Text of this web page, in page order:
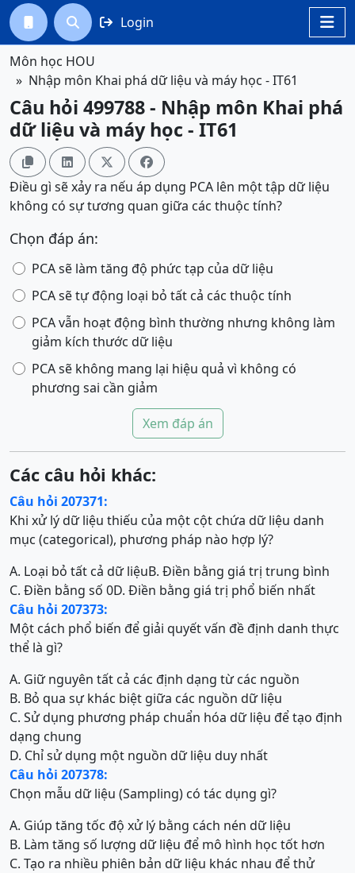

  Login
Môn học HOU
Nhập môn Khai phá dữ liệu và máy học - IT61
Câu hỏi 499788 - Nhập môn Khai phá
dữ liệu và máy học - IT61
   
Điều gì sẽ xảy ra nếu áp dụng PCA lên một tập dữ liệu
không có sự tương quan giữa các thuộc tính?
Chọn đáp án:
PCA sẽ làm tăng độ phức tạp của dữ liệu
PCA sẽ tự động loại bỏ tất cả các thuộc tính
PCA vẫn hoạt động bình thường nhưng không làm
giảm kích thước dữ liệu
PCA sẽ không mang lại hiệu quả vì không có
phương sai cần giảm
Xem đáp án
Các câu hỏi khác:
Câu hỏi 207371:
Khi xử lý dữ liệu thiếu của một cột chứa dữ liệu danh
mục (categorical), phương pháp nào hợp lý?
A. Loại bỏ tất cả dữ liệuB. Điền bằng giá trị trung bình
C. Điền bằng số 0D. Điền bằng giá trị phổ biến nhất
Câu hỏi 207373:
Một cách phổ biến để giải quyết vấn đề định danh thực
thể là gì?
A. Giữ nguyên tất cả các định dạng từ các nguồn
B. Bỏ qua sự khác biệt giữa các nguồn dữ liệu
C. Sử dụng phương pháp chuẩn hóa dữ liệu để tạo định
dạng chung
D. Chỉ sử dụng một nguồn dữ liệu duy nhất
Câu hỏi 207378:
Chọn mẫu dữ liệu (Sampling) có tác dụng gì?
A. Giúp tăng tốc độ xử lý bằng cách nén dữ liệu
B. Làm tăng số lượng dữ liệu để mô hình học tốt hơn
C. Tạo ra nhiều phiên bản dữ liệu khác nhau để thử